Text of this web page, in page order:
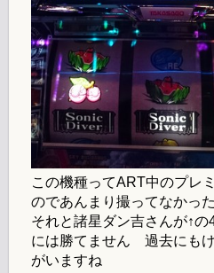
この機種ってART中のプレ
のであんまり撮ってなかっ
それと諸星ダン吉さんが↑
には勝てません 過去にも
がいますね